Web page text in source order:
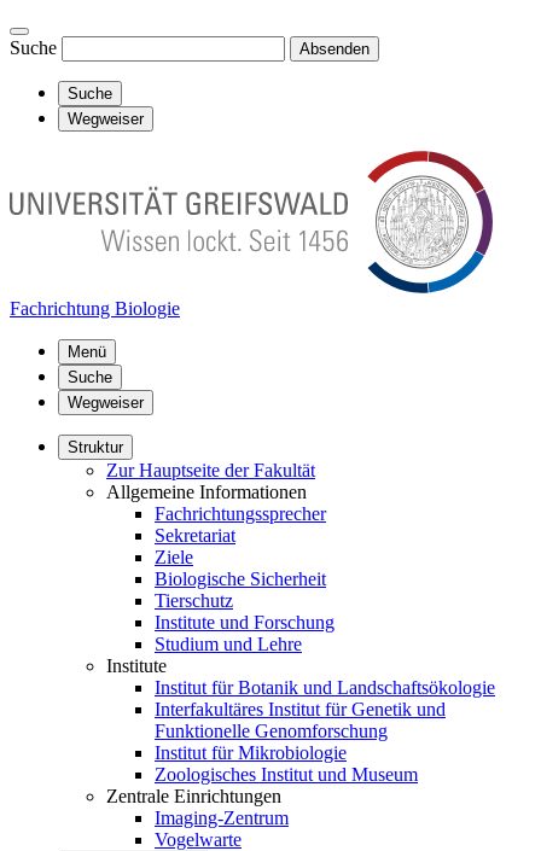
Suche Absenden
Suche
Wegweiser
Fachrichtung Biologie
Menü
Suche
Wegweiser
Struktur
Zur Hauptseite der Fakultät
Allgemeine Informationen
Fachrichtungssprecher
Sekretariat
Ziele
Biologische Sicherheit
Tierschutz
Institute und Forschung
Studium und Lehre
Institute
Institut für Botanik und Landschaftsökologie
Interfakultäres Institut für Genetik und
Funktionelle Genomforschung
Institut für Mikrobiologie
Zoologisches Institut und Museum
Zentrale Einrichtungen
Imaging-Zentrum
Vogelwarte